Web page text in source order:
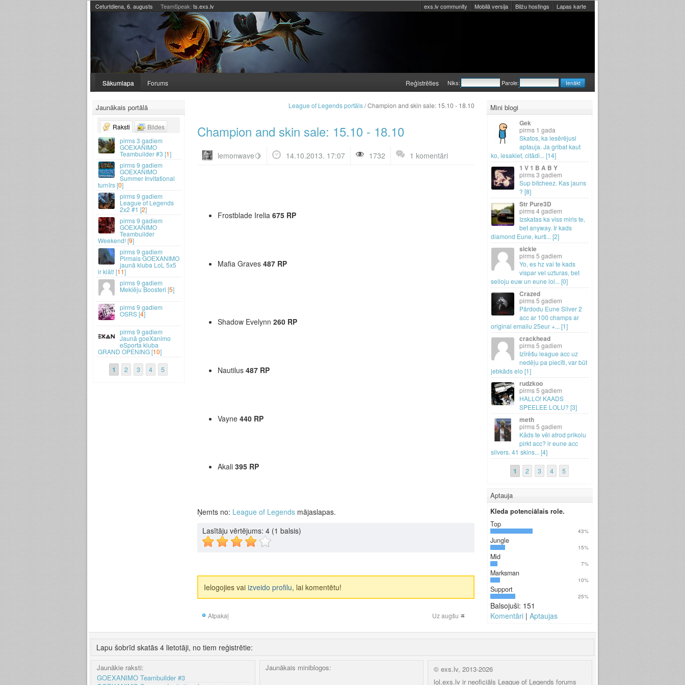
exs.lv community Mobilā versija Bilžu hostings Lapas karte
Ceturtdiena, 6. augusts TeamSpeak: ts.exs.lv
Sākumlapa Forums Reģistrēties Niks: Parole:
League of Legends portāls/ Champion and skin sale: 15.10 - 18.10
Champion and skin sale: 15.10 - 18.10
lemonwave🍋 14.10.2013. 17:07 1732 1 komentāri
Frostblade Irelia 675 RP
Mafia Graves 487 RP
Shadow Evelynn 260 RP
Nautilus 487 RP
Vayne 440 RP
Akali 395 RP
Ņemts no: League of Legends mājaslapas.
Lasītāju vērtējums: 4 (1 balsis)
Ielogojies vaiizveido profilu, lai komentētu!
Atpakaļ Uz augšu
Jaunākais portālā
Raksti
Bildes
3 gadiem
GOEXANIMO
Teambuilder #3 [1]
9 gadiem
GOEXANIMO
Summer Invitational
turnīrs [0]
9 gadiem
League of Legends
2x2 #1 [2]
9 gadiem
GOEXANIMO
Teambuilder
Weekend! [9]
9 gadiem
Pirmais GOEXANIMO
jaunā kluba LoL 5x5
ir klāt! [11]
9 gadiem
Meklēju Boosteri [5]
9 gadiem
OSRS [4]
9 gadiem
Jaunā goeXanimo
eSporta kluba
GRAND OPENING [10]
1 2 3 4 5
Mini blogi
Gek
1 gada
Skatos, ka iesērējusi
aptauja. Ja gribat kaut
ko, iesakiet, citādi... [14]
1 V 1 B A B Y
3 gadiem
Sup bitcheez. Kas jauns
? [8]
Str Pure3D
4 gadiem
Izskatas ka viss miris te,
bet anyway. Ir kads
diamond Eune, kurš... [2]
sickie
5 gadiem
Yo, es hz vai te kads
vispar vel uzturas, bet
selloju euw un eune lol... [0]
Crazed
5 gadiem
Pārdodu Eune Silver 2
acc ar 100 champs ar
original emailu 25eur +... [1]
crackhead
5 gadiem
Izīrēšu league acc uz
nedēļu pa piecīti, var būt
jebkāds elo [1]
rudzkoo
5 gadiem
HALLO! KAADS
SPEELEE LOLU? [3]
meth
5 gadiem
Kāds te vēl atrod prikolu
pirkt acc? ir eune acc
silvers. 41 skins... [4]
1 2 3 4 5
Aptauja
Kleda potenciālais role.
Top
43%
Jungle
15%
Mid
7%
Marksman
10%
Support
25%
Balsojuši: 151
Komentāri | Aptaujas
Lapu šobrīd skatās 4 lietotāji, no tiem reģistrētie:
Jaunākie raksti:
GOEXANIMO Teambuilder #3
Jaunākais miniblogos:
© exs.lv, 2013-2026
lol.exs.lv ir neoficiāls League of Legends forums